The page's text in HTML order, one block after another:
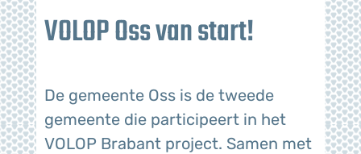
VOLOP Oss van start!
De gemeente Oss is de tweede
gemeente die participeert in het
VOLOP Brabant project. Samen met